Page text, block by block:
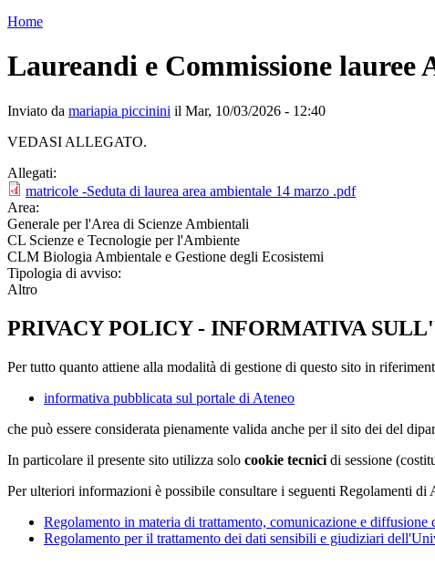
Home
Laureandi e Commissione lauree
Inviato da mariapia piccinini il Mar, 10/03/2026 - 12:40
VEDASI ALLEGATO.
Allegati:
matricole -Seduta di laurea area ambientale 14 marzo .pdf
Area:
Generale per l'Area di Scienze Ambientali
CL Scienze e Tecnologie per l'Ambiente
CLM Biologia Ambientale e Gestione degli Ecosistemi
Tipologia di avviso:
Altro
PRIVACY POLICY - INFORMATIVA
Per tutto quanto attiene alla modalità di gestione di questo sito in
informativa pubblicata sul portale di Ateneo
che può essere considerata pienamente valida anche per il sito dei del
In particolare il presente sito utilizza solo cookie tecnici di sessione
Per ulteriori informazioni è possibile consultare i seguenti Regolamenti di
Regolamento in materia di trattamento, comunicazione e
Regolamento per il trattamento dei dati sensibili e giudiziari